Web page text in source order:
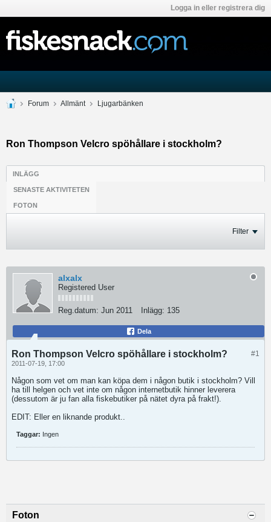
Logga in eller registrera dig
Forum Allmänt Ljugarbänken
Ron Thompson Velcro spöhållare i stockholm?
INLÄGG
SENASTE AKTIVITETEN
FOTON
Filter
alxalx
Registered User
Reg.datum: Jun 2011 Inlägg: 135
Dela
#1
Ron Thompson Velcro spöhållare i stockholm?
2011-07-19, 17:00
Någon som vet om man kan köpa dem i någon butik i stockholm? Vill
ha till helgen och vet inte om någon internetbutik hinner leverera
(dessutom är ju fan alla fiskebutiker på nätet dyra på frakt!).
EDIT: Eller en liknande produkt..
Taggar: Ingen
Foton